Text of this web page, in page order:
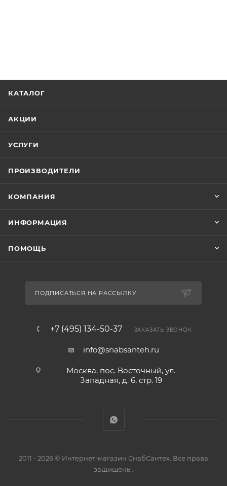
КАТАЛОГ
АКЦИИ
УСЛУГИ
ПРОИЗВОДИТЕЛИ
КОМПАНИЯ
ИНФОРМАЦИЯ
ПОМОЩЬ
ПОДПИСАТЬСЯ НА РАССЫЛКУ
+7 (495) 134-50-37 ЗАКАЗАТЬ ЗВОНОК
info@snabsanteh.ru
Москва, пос. Восточный, ул.
Западная, д. 6, стр. 19
2011 - 2026 © Интернет-магазин СнабСантех. Все права
защищены.